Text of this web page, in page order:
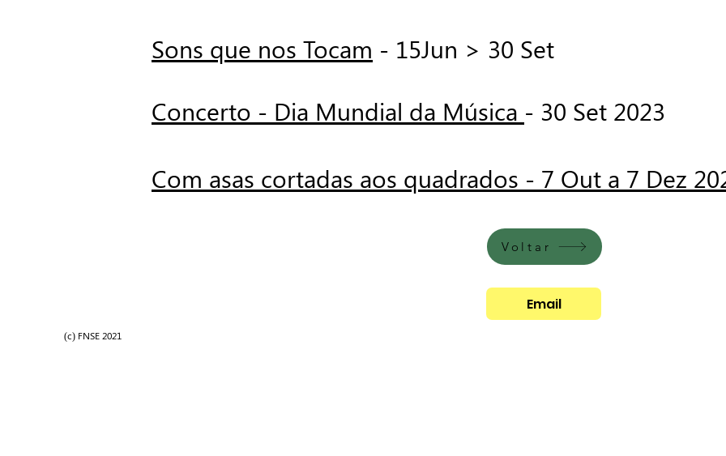
Sons que nos Tocam - 15Jun > 30 Set
Concerto - Dia Mundial da Música - 30 Set 2023
Com asas cortadas aos quadrados - 7 Out a 7 Dez
Voltar
Email
(c) FNSE 2021